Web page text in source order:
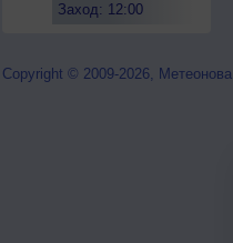
Заход: 12:00
Copyright © 2009-2026, Метеонова